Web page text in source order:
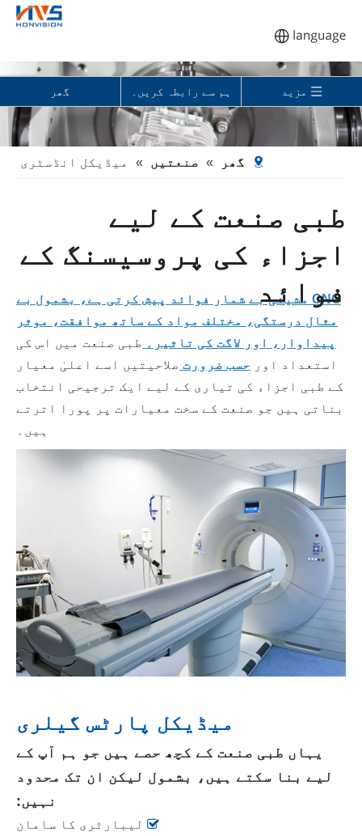
گھر ہم سے رابطہ کریں۔ مزید
گھر » صنعتیں » میڈیکل انڈسٹری
طبی صنعت کے لیے
اجزاء کی پروسیسنگ کے
فوائد
CNC مشینی بے شمار فوائد پیش کرتی ہے، بشمول بے
مثال درستگی، مختلف مواد کے ساتھ موافقت، موثر
پیداوار، اور لاگت کی تاثیر۔ طبی صنعت میں اس کی
استعداد اور حسب ضرورت صلاحیتیں اسے اعلیٰ معیار
کے طبی اجزاء کی تیاری کے لیے ایک ترجیحی انتخاب
بناتی ہیں جو صنعت کے سخت معیارات پر پورا اترتے
ہیں۔
میڈیکل پارٹس گیلری
یہاں طبی صنعت کے کچھ حصے ہیں جو ہم آپ کے
لیے بنا سکتے ہیں، بشمول لیکن ان تک محدود
نہیں:
 لیبارٹری کا سامان